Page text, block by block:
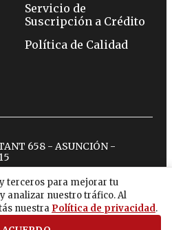
terceros para mejorar tu
analizar nuestro tráfico. Al
nuestra Política de privacidad.
Servicio de
Suscripción a Crédito
Política de Calidad
658 - ASUNCIÓN -
youtubespotify